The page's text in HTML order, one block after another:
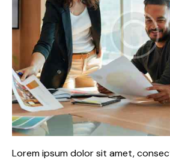
Lorem ipsum dolor sit amet,